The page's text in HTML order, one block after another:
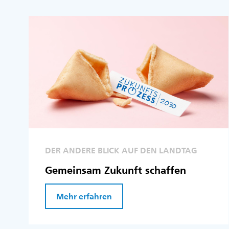
DER ANDERE BLICK AUF DEN LANDTAG
Gemeinsam Zukunft schaffen
Mehr erfahren